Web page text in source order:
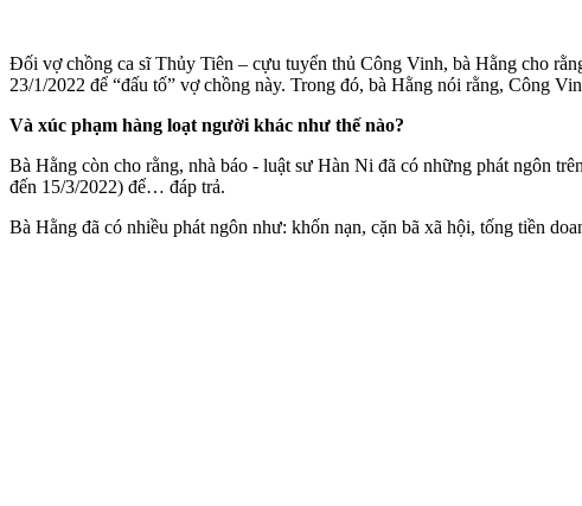
Đối vợ chồng ca sĩ Thủy Tiên – cựu tuyển thủ Công Vinh, bà Hằng cho
23/1/2022 để “đấu tố” vợ chồng này. Trong đó, bà Hằng nói rằng, Công
Và xúc phạm hàng loạt người khác như thế nào?
Bà Hằng còn cho rằng, nhà báo - luật sư Hàn Ni đã có những phát ngôn
đến 15/3/2022) để… đáp trả.
Bà Hằng đã có nhiều phát ngôn như: khốn nạn, cặn bã xã hội, tống tiền